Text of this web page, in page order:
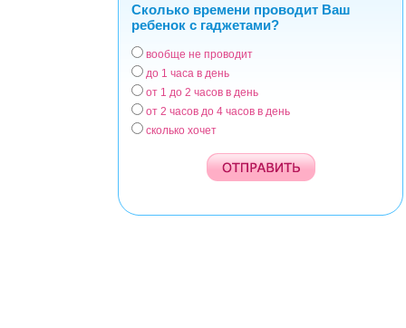
Сколько времени проводит Ваш
ребенок с гаджетами?
Варианты
вообще не проводит
до 1 часа в день
от 1 до 2 часов в день
от 2 часов до 4 часов в день
сколько хочет